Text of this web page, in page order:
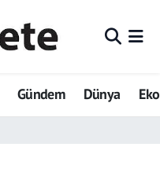
Gündem Dünya